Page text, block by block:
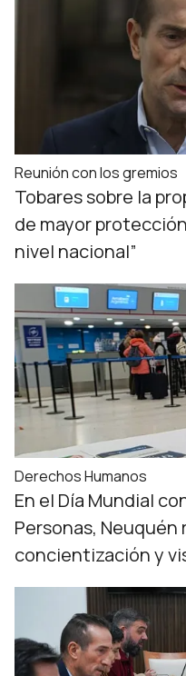
Reunión con los gremios
Tobares sobre la
de mayor
nivel nacional”
Derechos Humanos
En el Día Mundial
Personas,
concientización y